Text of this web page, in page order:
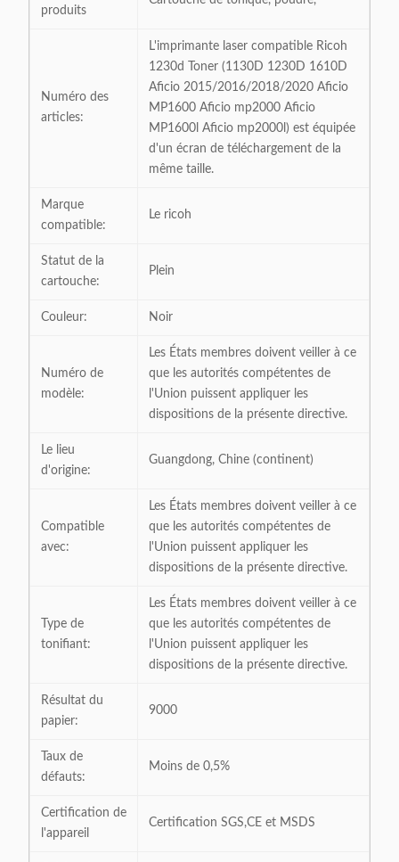
produits
Numéro des
articles:
L'imprimante laser compatible Ricoh
1230d Toner (1130D 1230D 1610D
Aficio 2015/2016/2018/2020 Aficio
MP1600 Aficio mp2000 Aficio
MP1600l Aficio mp2000l) est équipée
d'un écran de téléchargement de la
même taille.
Marque
compatible:
Le ricoh
Statut de la
cartouche:
Plein
Couleur: Noir
Numéro de
modèle:
Les États membres doivent veiller à ce
que les autorités compétentes de
l'Union puissent appliquer les
dispositions de la présente directive.
Le lieu
d'origine:
Guangdong, Chine (continent)
Compatible
avec:
Les États membres doivent veiller à ce
que les autorités compétentes de
l'Union puissent appliquer les
dispositions de la présente directive.
Type de
tonifiant:
Les États membres doivent veiller à ce
que les autorités compétentes de
l'Union puissent appliquer les
dispositions de la présente directive.
Résultat du
papier:
9000
Taux de
défauts:
Moins de 0,5%
Certification de
l'appareil
Certification SGS,CE et MSDS